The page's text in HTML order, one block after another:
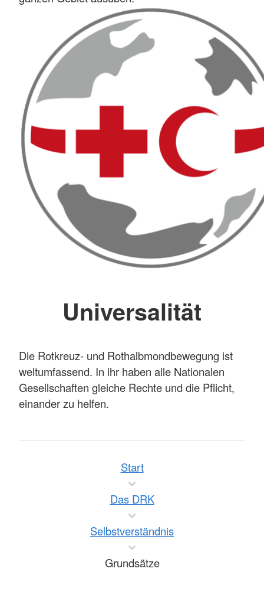
Universalität
Die Rotkreuz- und Rothalbmondbewegung ist
weltumfassend. In ihr haben alle Nationalen
Gesellschaften gleiche Rechte und die Pflicht,
einander zu helfen.
Start
Das DRK
Selbstverständnis
Grundsätze